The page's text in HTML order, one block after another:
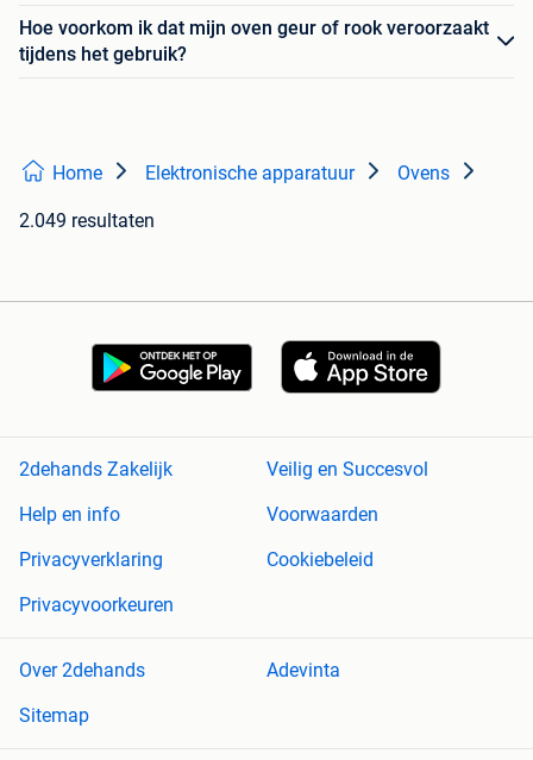
Hoe voorkom ik dat mijn oven geur of rook veroorzaakt
tijdens het gebruik?
Home Elektronische apparatuur Ovens
2.049 resultaten
2dehands Zakelijk
Veilig en Succesvol
Help en info
Voorwaarden
Privacyverklaring
Cookiebeleid
Privacyvoorkeuren
Over 2dehands
Adevinta
Sitemap